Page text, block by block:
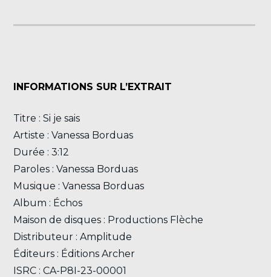
INFORMATIONS SUR L’EXTRAIT
Titre : Si je sais
Artiste : Vanessa Borduas
Durée : 3:12
Paroles : Vanessa Borduas
Musique : Vanessa Borduas
Album : Échos
Maison de disques : Productions Flèche
Distributeur : Amplitude
Éditeurs : Éditions Archer
ISRC : CA-P8I-23-00001